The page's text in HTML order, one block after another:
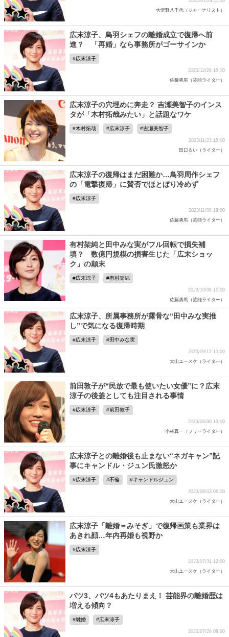
大沢野八千代（ジャーナリスト）
広末涼子、鳥羽シェフの離婚成立で復帰へ前
進？ 「再婚」なら事務所がゴーサインか
広末涼子
2023/12/28 15:00
佐藤勇馬（芸能ライター）
広末涼子の穴埋めに奔走？ 吉瀬美智子のインス
タが「木村拓哉みたい」と話題なワケ
木村拓哉 広末涼子 吉瀬美智子
2023/11/23 15:00
田口るい（ライター）
広末涼子の復帰はまだ困難か…鳥羽周作シェフ
の「電撃復帰」に賛否でほとぼり冷めず
広末涼子
2023/11/08 19:00
佐藤勇馬（芸能ライター）
有村架純と田中みな実がフル回転で損失補
填？ 数億円規模の損害生じた「広末ショッ
ク」の顛末
広末涼子 有村架純
2023/10/08 10:00
佐藤勇馬（芸能ライター）
広末涼子、所属事務所が露骨な“田中みな実推
し”で気になる復帰時期
広末涼子 田中みな実
2023/09/12 13:00
大山ユースケ（ライター）
前田敦子が“民放で最も使いたい女優”に？広末
涼子の後釜としても注目される事情
広末涼子 前田敦子
2023/08/30 13:00
小林真一（フリーライター）
広末涼子との離婚後も止まない“ネガキャン”記
事にキャンドル・ジュン氏激怒か
広末涼子 不倫 キャンドルジュン
2023/08/03 06:00
大山ユースケ（ライター）
広末涼子「離婚＝みそぎ」で復帰画策も業界は
あきれ顔…年内再婚も視野か
広末涼子
2023/07/31 12:00
大山ユースケ（ライター）
バツ3、バツ4もあたりまえ！ 芸能界の離婚歴は
増える傾向？
離婚 広末涼子
2023/07/26 08:00